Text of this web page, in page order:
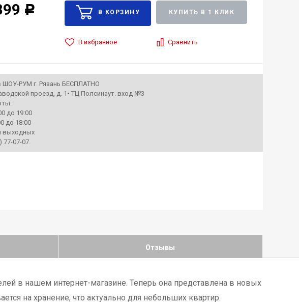
Р КУПИТЬ В 1 КЛИК
В избранное Сравнить
ШОУ-РУМ г. Рязань БЕСПЛАТНО
проезд, д. 1• ТЦ Полсинаут. вход №3
до 19:00
до 18:00
выходных
77-07-07.
Отзывы
в нашем интернет-магазине. Теперь она представлена в новых
на хранение, что актуально для небольших квартир.